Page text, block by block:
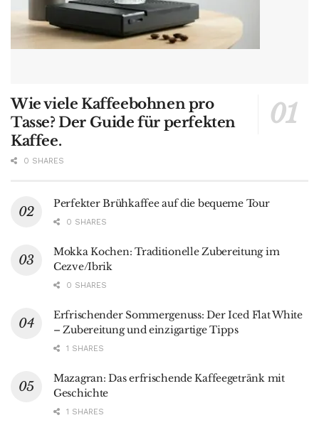
Wie viele Kaffeebohnen pro
Tasse? Der Guide für perfekten
Kaffee.
0 SHARES
Perfekter Brühkaffee auf die bequeme Tour
0 SHARES
Mokka Kochen: Traditionelle Zubereitung im
Cezve/Ibrik
0 SHARES
Erfrischender Sommergenuss: Der Iced Flat White
– Zubereitung und einzigartige Tipps
1 SHARES
Mazagran: Das erfrischende Kaffeegetränk mit
Geschichte
1 SHARES